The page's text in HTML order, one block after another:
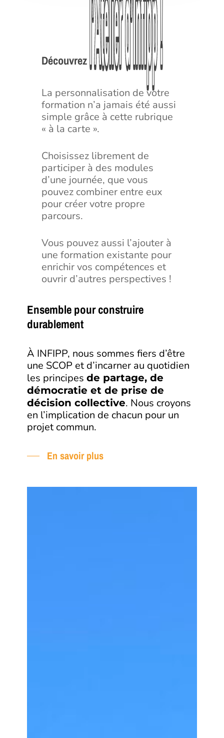
Découvrez l’Atelier
l’Atelier d’Infipp
d’Infipp
La personnalisation de votre
formation n’a jamais été aussi
simple grâce à cette rubrique
« à la carte ».
Choisissez librement de
participer à des modules
d’une journée, que vous
pouvez combiner entre eux
pour créer votre propre
parcours.
Vous pouvez aussi l’ajouter à
une formation existante pour
enrichir vos compétences et
ouvrir d’autres perspectives !
Ensemble pour construire
durablement
À INFIPP, nous sommes fiers d’être
une SCOP et d’incarner au quotidien
les principesde partage, de
démocratie et de prise de
décision collective. Nous croyons
en l’implication de chacun pour un
projet commun.
En savoir plus